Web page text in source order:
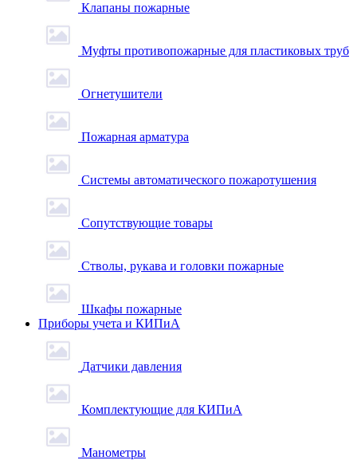
Клапаны пожарные
Муфты противопожарные для пластиковых труб
Огнетушители
Пожарная арматура
Системы автоматического пожаротушения
Сопутствующие товары
Стволы, рукава и головки пожарные
Шкафы пожарные
Приборы учета и КИПиА
Датчики давления
Комплектующие для КИПиА
Манометры